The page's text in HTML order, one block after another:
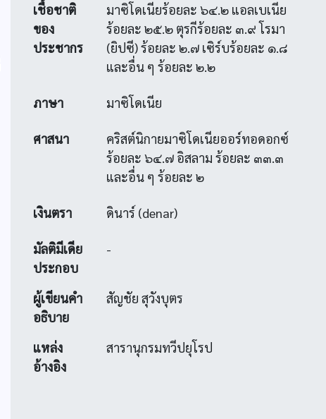
เชื้อชาติ
ของ
ประชากร
มาซิโดเนียร้อยละ ๖๔.๒ แอลเบเนีย
ร้อยละ ๒๕.๒ ตุรกีร้อยละ ๓.๙ โรมา
(ยิปซี) ร้อยละ ๒.๗ เซิร์บร้อยละ ๑.๘
และอื่น ๆ ร้อยละ ๒.๒
ภาษา มาซิโดเนีย
ศาสนา
คริสต์นิกายมาซิโดเนียออร์ทอดอกซ์
ร้อยละ ๖๔.๗ อิสลาม ร้อยละ ๓๓.๓
และอื่น ๆ ร้อยละ ๒
เงินตรา ดินาร์ (denar)
มัลติมีเดีย
ประกอบ
-
ผู้เขียนคำ
อธิบาย
สัญชัย สุวังบุตร
แหล่ง
อ้างอิง
สารานุกรมทวีปยุโรป